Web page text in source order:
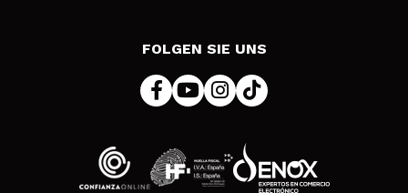
FOLGEN SIE UNS